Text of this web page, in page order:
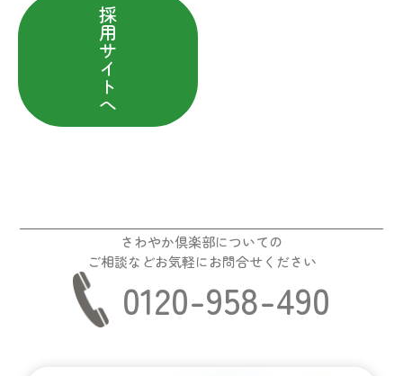
採
用
サ
イ
ト
へ
さわやか倶楽部についての
ご相談などお気軽にお問合せください
0120-958-490